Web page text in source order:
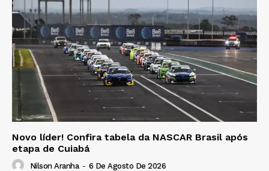
Novo líder! Confira tabela da NASCAR Brasil após
etapa de Cuiabá
Nilson Aranha - 6 De Agosto De 2026